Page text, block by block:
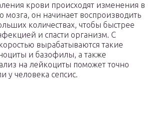
крови происходят изменения в
мозга, он начинает воспроизводить
количествах, чтобы быстрее
и спасти организм. С
вырабатываются такие
и базофилы, а также
на лейкоциты поможет точно
у человека сепсис.